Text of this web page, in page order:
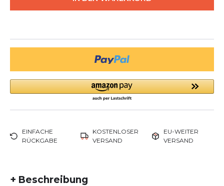
EINFACHE
RÜCKGABE
KOSTENLOSER
VERSAND
EU-WEITER
VERSAND
+ Beschreibung